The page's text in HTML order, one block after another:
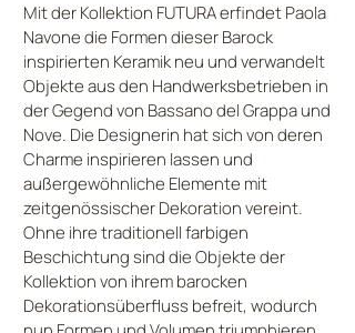
Mit der Kollektion FUTURA erfindet Paola
Navone die Formen dieser Barock
inspirierten Keramik neu und verwandelt
Objekte aus den Handwerksbetrieben in
der Gegend von Bassano del Grappa und
Nove. Die Designerin hat sich von deren
Charme inspirieren lassen und
außergewöhnliche Elemente mit
zeitgenössischer Dekoration vereint.
Ohne ihre traditionell farbigen
Beschichtung sind die Objekte der
Kollektion von ihrem barocken
Dekorationsüberfluss befreit, wodurch